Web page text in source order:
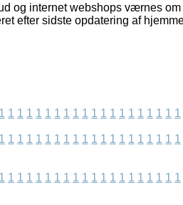
og internet webshops værnes
efter sidste opdatering af
1 1 1 1 1 1 1 1 1 1 1 1 1 1 1 1 1 1 1 1
1 1 1 1 1 1 1 1 1 1 1 1 1 1 1 1 1 1 1 1
1 1 1 1 1 1 1 1 1 1 1 1 1 1 1 1 1 1 1 1